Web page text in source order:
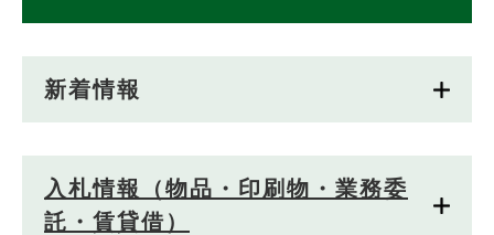
新着情報
入札情報（物品・印刷物・業務委
託・賃貸借）